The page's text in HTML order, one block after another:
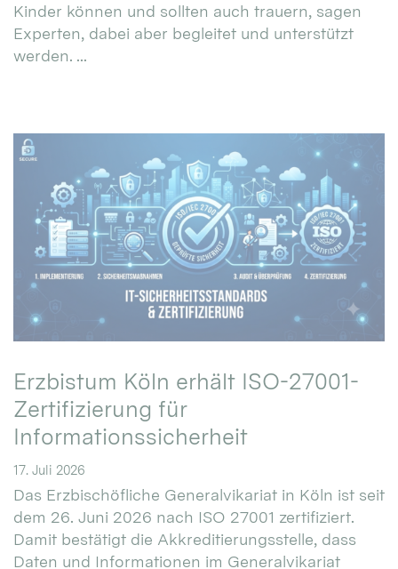
Kinder können und sollten auch trauern, sagen
Experten, dabei aber begleitet und unterstützt
werden. ...
Erzbistum Köln erhält ISO-27001-
Zertifizierung für
Informationssicherheit
17. Juli 2026
Das Erzbischöfliche Generalvikariat in Köln ist seit
dem 26. Juni 2026 nach ISO 27001 zertifiziert.
Damit bestätigt die Akkreditierungsstelle, dass
Daten und Informationen im Generalvikariat